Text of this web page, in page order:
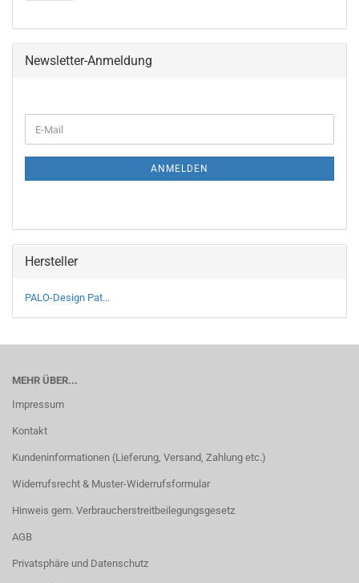
Newsletter-Anmeldung
ZUR
E-
Mail
ANMELDEN
Hersteller
PALO-Design Pat...
MEHR ÜBER...
Impressum
Kontakt
Kundeninformationen (Lieferung, Versand, Zahlung etc.)
Widerrufsrecht & Muster-Widerrufsformular
Hinweis gem. Verbraucherstreitbeilegungsgesetz
AGB
Privatsphäre und Datenschutz